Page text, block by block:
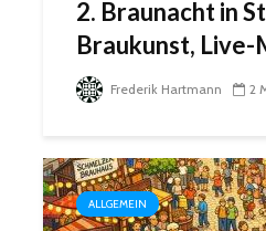
2. Braunacht in
Braukunst, Live-
Frederik Hartmann 2
ALLGEMEIN